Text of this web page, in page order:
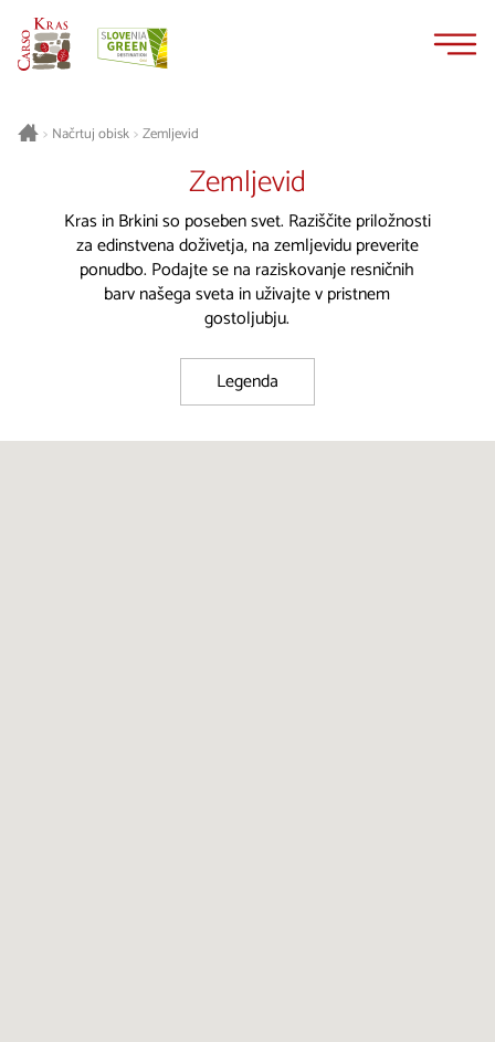
> Načrtuj obisk> Zemljevid
Zemljevid
Kras in Brkini so poseben svet. Raziščite priložnosti
za edinstvena doživetja, na zemljevidu preverite
ponudbo. Podajte se na raziskovanje resničnih
barv našega sveta in uživajte v pristnem
gostoljubju.
Legenda